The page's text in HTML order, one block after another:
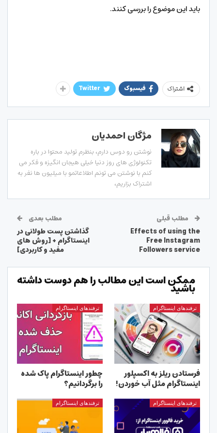
باید این موضوع را بررسی کنند.
اشتراک فیسبوک Twitter
مژگان احمدیان
نوشتن رو دوس دارم، بنظرم تولید محتوا در باره
تکنولوژی های روز دنیا خیلی هیجان انگیزه و فکر می
کنم با نوشتن می تونم اطلاعاتمو با میلیون ها نفر به
اشتراک بزاریم،
مطلب قبلی
Effects of using the
Free Instagram
Followers service
مطلب بعدی
گذاشتن پست طولانی در
اینستاگرام + [روش های
مفید و کاربردی]
ممکن است این مطالب را هم دوست داشته
باشید
ترفندهای اینستاگرام
فرستادن ریلز به اکسپلور
اینستاگرام مثل آب خوردن!
ترفندهای اینستاگرام
چطور اینستاگرام پاک شده
را برگردانیم؟
ترفندهای اینستاگرام ترفندهای اینستاگرام